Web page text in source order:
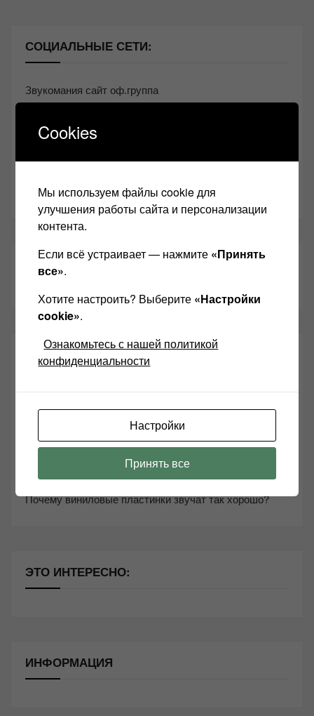
СОЦИАЛЬНЫЕ СЕТИ:
Звукомания сайт оф.группа
Контакт
Одноклассники
Youtube
ТАКЖЕ ЧИТАЕМ:
СВЕЖИЕ ЗАПИСИ
Чем дороже аудиотехника, тем лучше звучит?
Секреты Hi-Fi
10 способов оптимизации потоковой музыки
Почему виниловые пластинки звучат так хорошо?
ЭТО ИНТЕРЕСНО:
ИНФОРМАЦИЯ
Cookies
Мы используем файлы cookie для
улучшения работы сайта и персонализации
контента.
Если всё устраивает — нажмите «Принять
все».
Хотите настроить? Выберите «Настройки
cookie».
Ознакомьтесь с нашей политикой
конфиденциальности
Настройки
Принять все